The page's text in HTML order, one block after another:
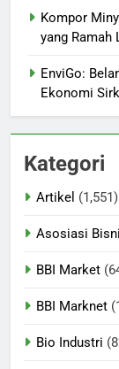
Kompor
yang Ramah
EnviGo:
Ekonomi
Kategori
Artikel (1,551)
Asosiasi
BBI Market
BBI Marknet
Bio Industri